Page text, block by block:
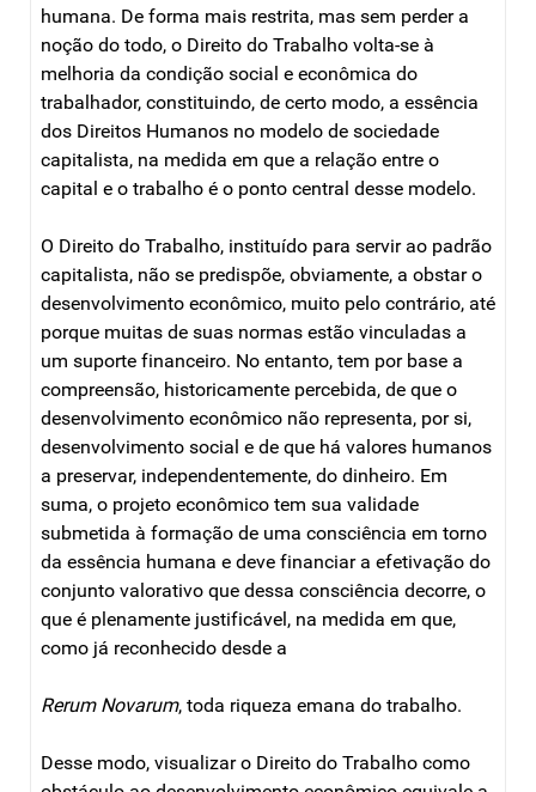
humana. De forma mais restrita, mas sem perder a
noção do todo, o Direito do Trabalho volta-se à
melhoria da condição social e econômica do
trabalhador, constituindo, de certo modo, a essência
dos Direitos Humanos no modelo de sociedade
capitalista, na medida em que a relação entre o
capital e o trabalho é o ponto central desse modelo.
O Direito do Trabalho, instituído para servir ao padrão
capitalista, não se predispõe, obviamente, a obstar o
desenvolvimento econômico, muito pelo contrário, até
porque muitas de suas normas estão vinculadas a
um suporte financeiro. No entanto, tem por base a
compreensão, historicamente percebida, de que o
desenvolvimento econômico não representa, por si,
desenvolvimento social e de que há valores humanos
a preservar, independentemente, do dinheiro. Em
suma, o projeto econômico tem sua validade
submetida à formação de uma consciência em torno
da essência humana e deve financiar a efetivação do
conjunto valorativo que dessa consciência decorre, o
que é plenamente justificável, na medida em que,
como já reconhecido desde a
Rerum Novarum, toda riqueza emana do trabalho.
Desse modo, visualizar o Direito do Trabalho como